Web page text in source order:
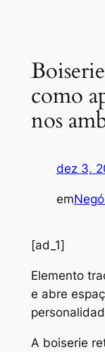
como
nos
dez 3,
em
[ad_1]
Elemento
e abre
A boiserie